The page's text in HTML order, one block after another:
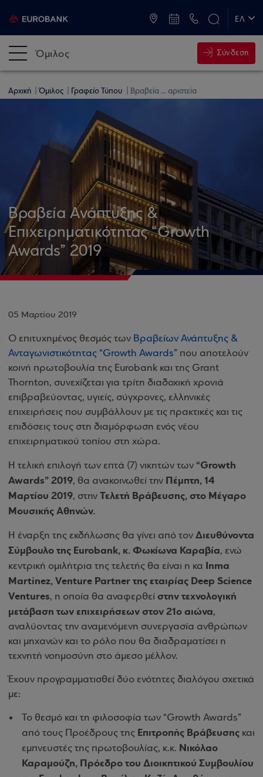
ΕΛ
Όμιλος Σύνδεση
Αρχική Όμιλος Γραφείο Τύπου Βραβεία ... αριστεία
Βραβεία Ανάπτυξης &
Επιχειρηματικότητας “Growth
Awards” 2019
05 Μαρτίου 2019
Ο επιτυχημένος θεσμός των Βραβείων Ανάπτυξης &
Ανταγωνιστικότητας “Growth Awards” που αποτελούν
κοινή πρωτοβουλία της Eurobank και της Grant
Thornton, συνεχίζεται για τρίτη διαδοχική χρονιά
επιβραβεύοντας, υγιείς, σύγχρονες, ελληνικές
επιχειρήσεις που συμβάλλουν με τις πρακτικές και τις
επιδόσεις τους στη διαμόρφωση ενός νέου
επιχειρηματικού τοπίου στη χώρα.
Η τελική επιλογή των επτά (7) νικητών των “Growth
Awards” 2019, θα ανακοινωθεί την Πέμπτη, 14
Μαρτίου 2019, στην Τελετή Βράβευσης, στο Μέγαρο
Μουσικής Αθηνών.
H έναρξη της εκδήλωσης θα γίνει από τον Διευθύνοντα
Σύμβουλο της Eurobank, κ. Φωκίωνα Καραβία, ενώ
κεντρική ομιλήτρια της τελετής θα είναι η κα Inma
Martinez, Venture Partner της εταιρίας Deep Science
Ventures, η οποία θα αναφερθεί στην τεχνολογική
μετάβαση των επιχειρήσεων στον 21ο αιώνα,
αναλύοντας την αναμενόμενη συνεργασία ανθρώπων
και μηχανών και το ρόλο που θα διαδραματίσει η
τεχνητή νοημοσύνη στο άμεσο μέλλον.
Έχουν προγραμματισθεί δύο ενότητες διαλόγου σχετικά
με:
Το θεσμό και τη φιλοσοφία των “Growth Awards”
από τους Προέδρους της Επιτροπής Βράβευσης και
εμπνευστές της πρωτοβουλίας, κ.κ. Νικόλαο
Καραμούζη, Πρόεδρο του Διοικητικού Συμβουλίου